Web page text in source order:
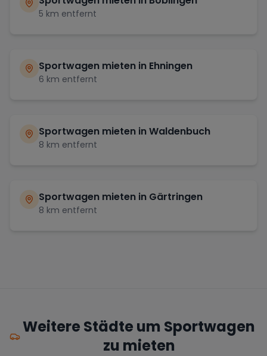
5 km entfernt
Sportwagen mieten in Ehningen
6 km entfernt
Sportwagen mieten inWaldenbuch
8 km entfernt
Sportwagen mieten in Gärtringen
8 km entfernt
Weitere Städte um Sportwagen
zu mieten